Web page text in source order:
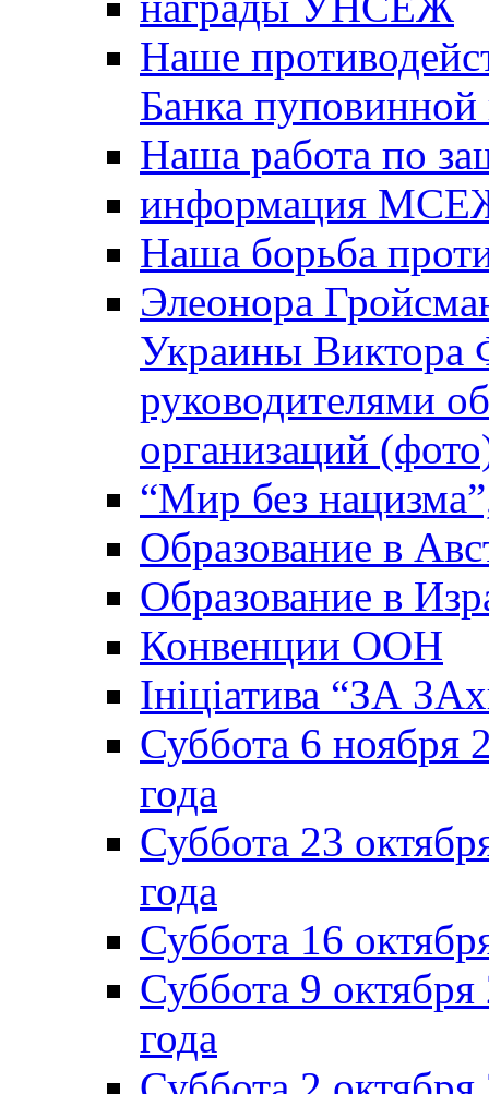
Наше
Банка
Наша работа по
информация
Наша борьба
Элеонора
Украины Виктора
руководителями
организаций
“Мир без
Образование в
Образование в
Конвенции ООН
Ініціатива “ЗА
Суббота 6 ноября
года
Суббота 23
года
Суббота 16
Суббота 9
года